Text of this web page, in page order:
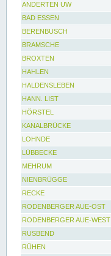
ANDERTEN UW
BAD ESSEN
BERENBUSCH
BRAMSCHE
BROXTEN
HAHLEN
HALDENSLEBEN
HANN. LIST
HÖRSTEL
KANALBRÜCKE
LOHNDE
LÜBBECKE
MEHRUM
NIENBRÜGGE
RECKE
RODENBERGER AUE-OST
RODENBERGER AUE-WEST
RUSBEND
RÜHEN